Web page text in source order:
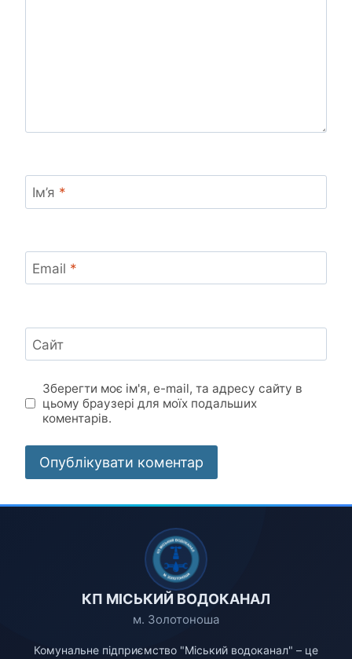
Ім’я *
Email *
Сайт
Зберегти моє ім'я, e-mail, та адресу сайту в
цьому браузері для моїх подальших
коментарів.
КП МІСЬКИЙ ВОДОКАНАЛ
м. Золотоноша
Комунальне підприємство "Міський водоканал" – це